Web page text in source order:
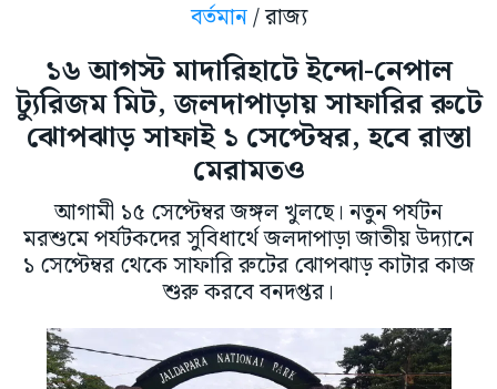
বর্তমান/ রাজ্য
১৬ আগস্ট মাদারিহাটে ইন্দো-নেপাল
ট্যুরিজম মিট, জলদাপাড়ায় সাফারির রুটে
ঝোপঝাড় সাফাই ১ সেপ্টেম্বর, হবে রাস্তা
মেরামতও
আগামী ১৫ সেপ্টেম্বর জঙ্গল খুলছে। নতুন পর্যটন
মরশুমে পর্যটকদের সুবিধার্থে জলদাপাড়া জাতীয় উদ্যানে
১ সেপ্টেম্বর থেকে সাফারি রুটের ঝোপঝাড় কাটার কাজ
শুরু করবে বনদপ্তর।